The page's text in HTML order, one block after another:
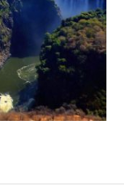
du
les